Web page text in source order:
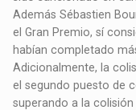
Además Sébastien
el Gran Premio, sí
habían completado
Adicionalmente, la
el segundo puesto de
superando a la